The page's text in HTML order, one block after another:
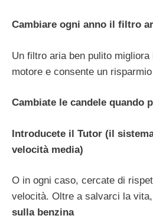
Cambiare ogni anno il filtro
Un filtro aria ben pulito migliora
motore e consente un
Cambiate le candele quando
Introducete il Tutor (il
velocità media)
O in ogni caso, cercate di
velocità. Oltre a salvarci la
sulla benzina